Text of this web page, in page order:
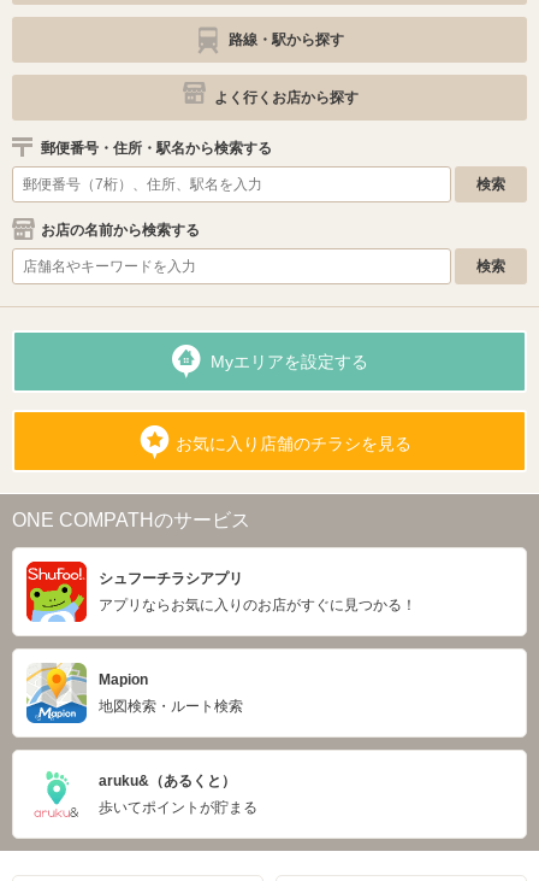
路線・駅から探す
よく行くお店から探す
郵便番号・住所・駅名から検索する
お店の名前から検索する
Myエリアを設定する
お気に入り店舗のチラシを見る
ONE COMPATHのサービス
シュフーチラシアプリ
アプリならお気に入りのお店がすぐに見つかる！
Mapion
地図検索・ルート検索
aruku&（あるくと）
歩いてポイントが貯まる